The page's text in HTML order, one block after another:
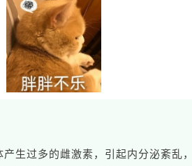
生过多的雌激素，引起内分泌紊乱